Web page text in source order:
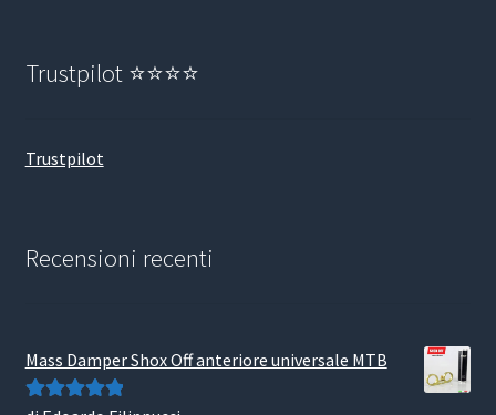
Trustpilot ⭐⭐⭐⭐
Trustpilot
Recensioni recenti
Mass Damper Shox Off anteriore universale MTB